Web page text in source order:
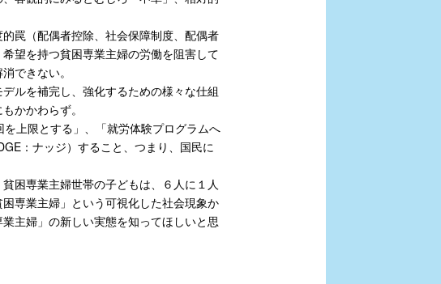
罠（配偶者控除、社会保障制度、配偶者
望を持つ貧困専業主婦の労働を阻害して
できない。
ルを補完し、強化するための様々な仕組
かかわらず。
上限とする」、「就労体験プログラムへ
：ナッジ）すること、つまり、国民に
困専業主婦世帯の子どもは、６人に１人
専業主婦」という可視化した社会現象か
主婦」の新しい実態を知ってほしいと思